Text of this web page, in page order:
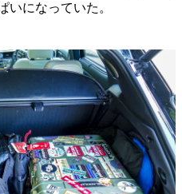
いになっていた。